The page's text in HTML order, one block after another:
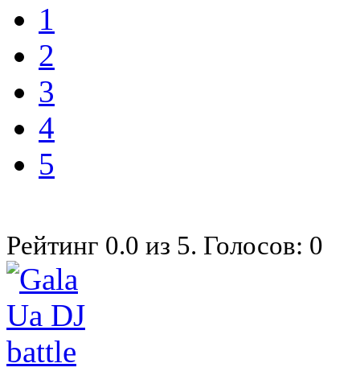
1
2
3
4
5
Рейтинг 0.0 из 5. Голосов: 0